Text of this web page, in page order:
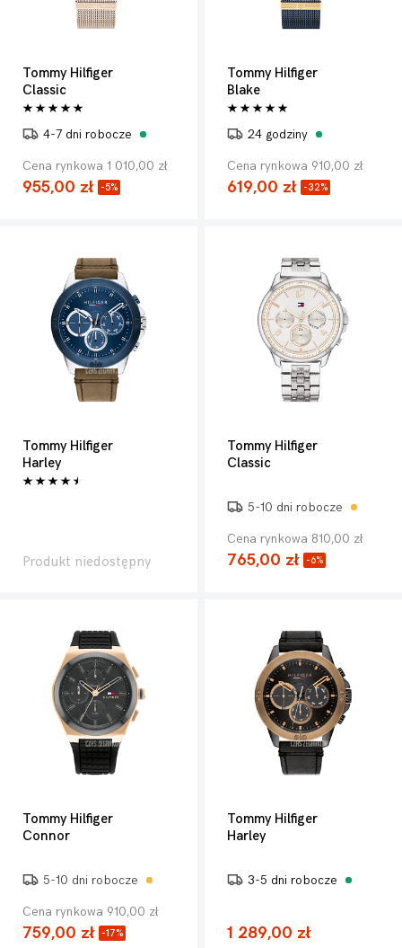
Tommy Hilfiger
Classic
4-7 dni robocze
Cena rynkowa 1 010,00 zł
955,00 zł -5%
Tommy Hilfiger
Blake
24 godziny
Cena rynkowa 910,00 zł
619,00 zł -32%
Tommy Hilfiger
Harley
Produkt niedostępny
Tommy Hilfiger
Classic
5-10 dni robocze
Cena rynkowa 810,00 zł
765,00 zł -6%
Tommy Hilfiger
Connor
5-10 dni robocze
Cena rynkowa 910,00 zł
759,00 zł -17%
Tommy Hilfiger
Harley
3-5 dni robocze
1 289,00 zł